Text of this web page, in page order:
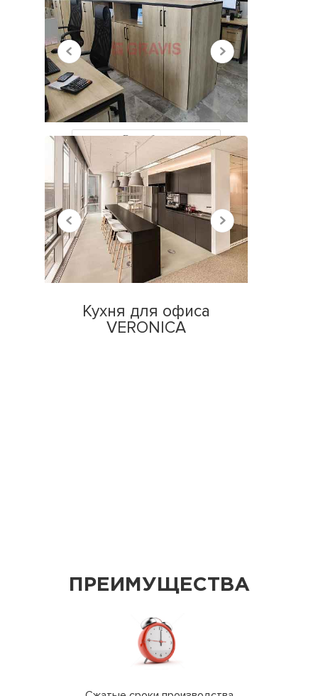
Все работы
НЕДАВНО
ПРОСМОТРЕННЫЕ
Кухня для офиса
VERONICA
ПРЕИМУЩЕСТВА